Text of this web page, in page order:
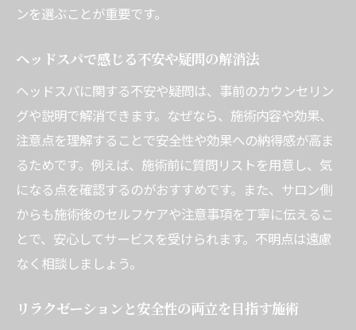
ンを選ぶことが重要です。
ヘッドスパで感じる不安や疑問の解消法
ヘッドスパに関する不安や疑問は、事前のカウンセリン
グや説明で解消できます。なぜなら、施術内容や効果、
注意点を理解することで安全性や効果への納得感が高ま
るためです。例えば、施術前に質問リストを用意し、気
になる点を確認するのがおすすめです。また、サロン側
からも施術後のセルフケアや注意事項を丁寧に伝えるこ
とで、安心してサービスを受けられます。不明点は遠慮
なく相談しましょう。
リラクゼーションと安全性の両立を目指す施術